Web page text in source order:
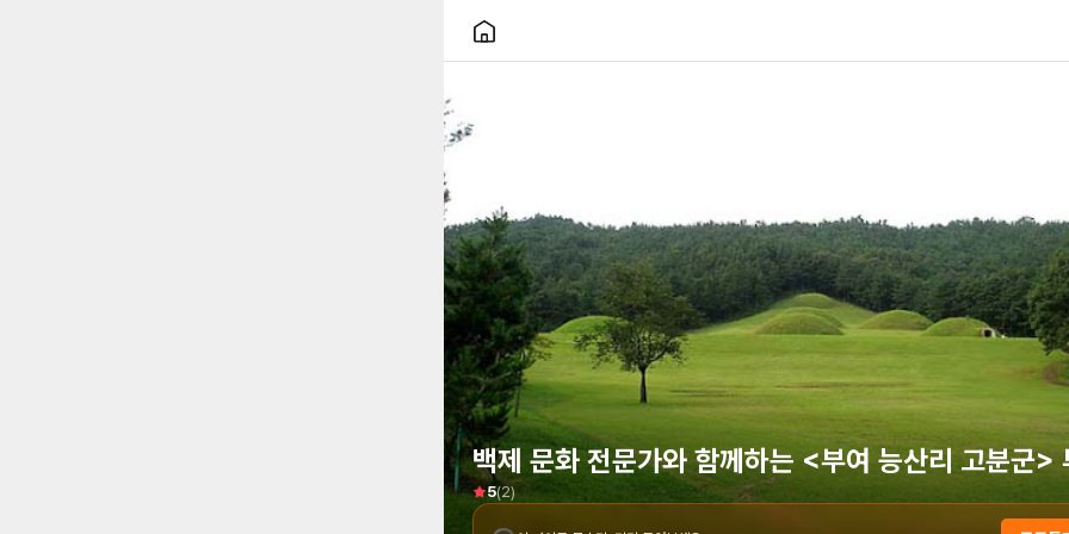
백제 문화 전문가와 함께하는 <부여 능산리 고분군>
5(2)